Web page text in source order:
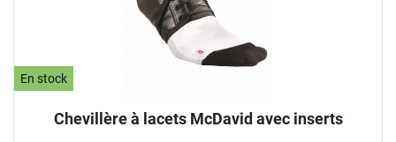
En stock
Chevillère à lacets McDavid avec inserts